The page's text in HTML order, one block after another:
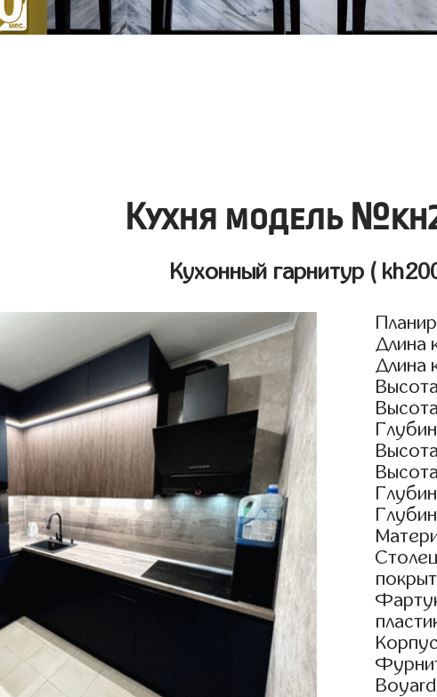
Кухня модель
Кухонный гарнитур (
Длина
Длина